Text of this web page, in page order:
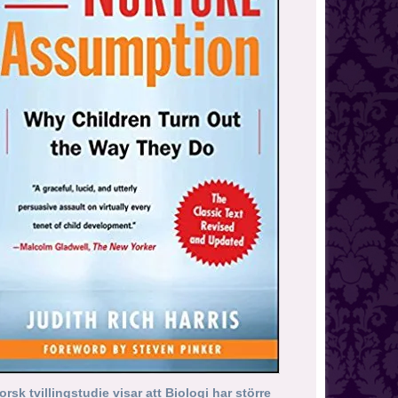
tvillingstudie visar att Biologi har större